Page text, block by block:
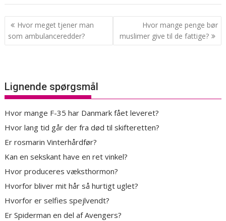
Indlægsnavigation
Hvor meget tjener man
som ambulanceredder?
Hvor mange penge bør
muslimer give til de fattige?
Lignende spørgsmål
Hvor mange F-35 har Danmark fået leveret?
Hvor lang tid går der fra død til skifteretten?
Er rosmarin Vinterhårdfør?
Kan en sekskant have en ret vinkel?
Hvor produceres væksthormon?
Hvorfor bliver mit hår så hurtigt uglet?
Hvorfor er selfies spejlvendt?
Er Spiderman en del af Avengers?